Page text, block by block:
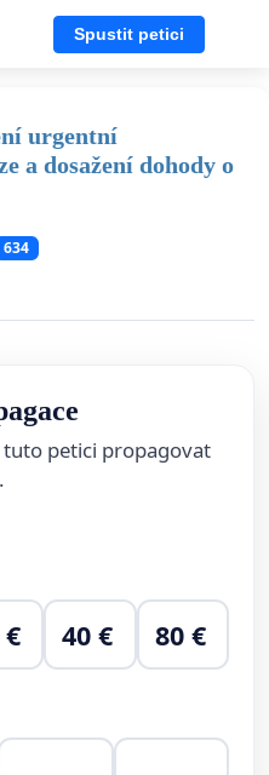
Spustit petici
urgentní
a dosažení dohody o
634
petici propagovat
40 € 80 €